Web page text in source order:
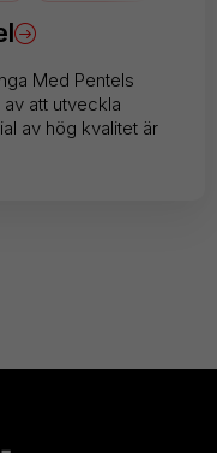
Med Pentels
att utveckla
av hög kvalitet är